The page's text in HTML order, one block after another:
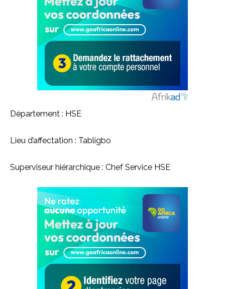
Département : HSE
Lieu d’affectation : Tabligbo
Superviseur hiérarchique : Chef Service HSE